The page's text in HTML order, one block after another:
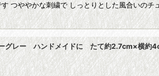
つややかな刺繍で しっとりとした風合いの
グレー ハンドメイドに たて約2.7cm×横約